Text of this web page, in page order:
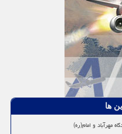
ها
مهرآباد و امام(ره)